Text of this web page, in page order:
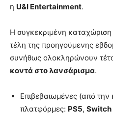
η U&I Entertainment.
Η συγκεκριμένη
τέλη της προηγούμενης
συνήθως ολοκληρώνουν
κοντά στο λανσάρισμα.
Επιβεβαιωμένες (από
πλατφόρμες: PS5, Switch